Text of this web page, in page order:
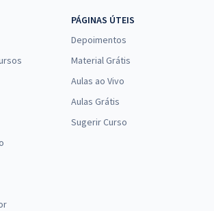
PÁGINAS ÚTEIS
Depoimentos
Material Grátis
Aulas ao Vivo
Aulas Grátis
Sugerir Curso